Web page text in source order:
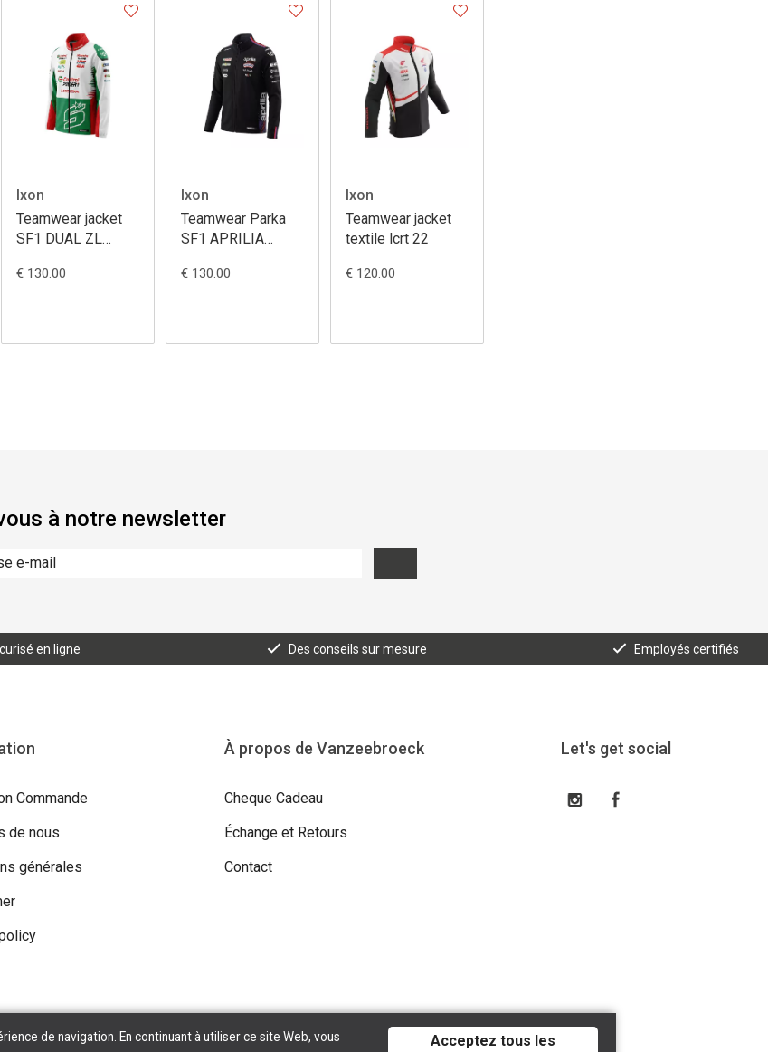
Ixon
Teamwear jacket
SF1 DUAL ZL
Dual Castrol /
€ 130.00
Ixon
Teamwear Parka
SF1 APRILIA
26
€ 130.00
Ixon
Teamwear jacket
textile lcrt 22
€ 120.00
à notre newsletter
en ligne Des conseils sur mesure Employés certifiés
Commande
de nous
générales
À propos de Vanzeebroeck
Cheque Cadeau
Échange et Retours
Contact
Let's get social
de navigation. En continuant à utiliser ce site Web, vous
Acceptez tous les